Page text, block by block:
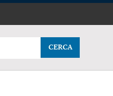
CERCA